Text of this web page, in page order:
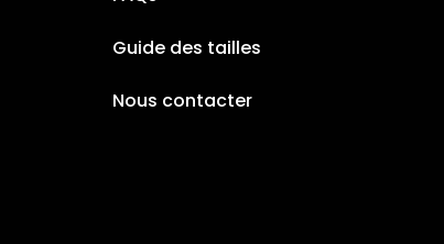
Guide des tailles
Nous contacter